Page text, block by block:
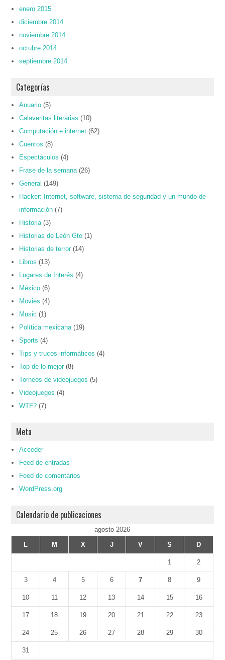
enero 2015
diciembre 2014
noviembre 2014
octubre 2014
septiembre 2014
Categorías
Anuario (5)
Calaveritas literarias (10)
Computación e internet (62)
Cuentos (8)
Espectáculos (4)
Frase de la semana (26)
General (149)
Hacker: Internet, software, sistema de seguridad y un mundo de
información (7)
Historia (3)
Historias de León Gto (1)
Historias de terror (14)
Libros (13)
Lugares de Interés (4)
México (6)
Movies (4)
Music (1)
Política mexicana (19)
Sports (4)
Tips y trucos informáticos (4)
Top de lo mejor (8)
Torneos de videojuegos (5)
Videojuegos (4)
WTF? (7)
Meta
Acceder
Feed de entradas
Feed de comentarios
WordPress.org
Calendario de publicaciones
agosto 2026
L
M X J V S D
1 2
3 4 5 6 7 8 9
10 11 12 13 14 15 16
17 18 19 20 21 22 23
24 25 26 27 28 29 30
31